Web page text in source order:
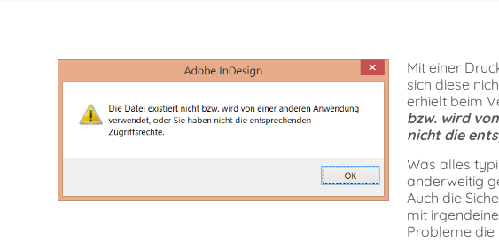
Mit einer
sich diese
erhielt beim
bzw. wird
nicht die
Was alles
anderweitig
Auch die
mit
Probleme die